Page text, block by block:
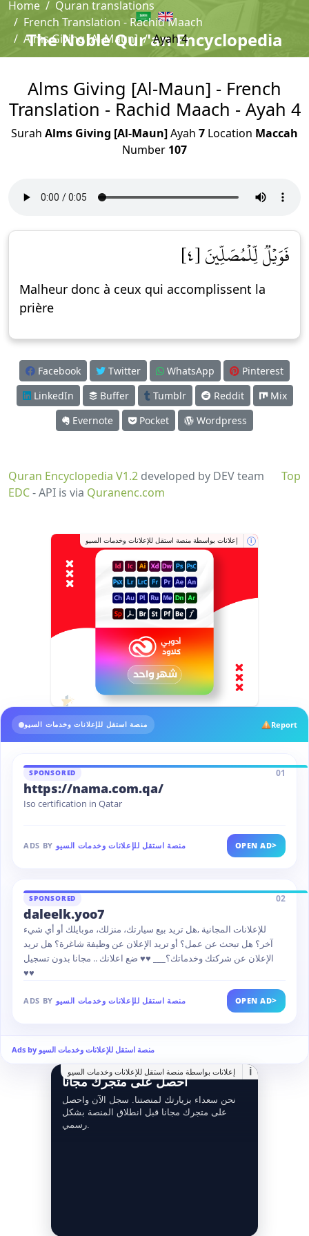
The Noble Qur'an Encyclopedia
Home
Quran translations
French Translation - Rachid Maach
Alms Giving [Al-Maun]
Ayah 4
Alms Giving [Al-Maun] - French
Translation - Rachid Maach - Ayah 4
Surah Alms Giving [Al-Maun]Ayah 7 Location Maccah
Number 107
فَوَيۡلٞ لِّلۡمُصَلِّينَ [٤]
Malheur donc à ceux qui accomplissent la
prière
Facebook Twitter WhatsApp
Pinterest
LinkedIn
Buffer Tumblr Reddit
Mix
Evernote
Pocket Wordpress
Top
Quran Encyclopedia V1.2 developed by DEV team
EDC- API is via Quranenc.com
إعلانات بواسطة منصة استقل للإعلانات وخدمات السيو i
منصة استقل للإعلانات وخدمات السيو Report
SPONSORED 01
https://nama.com.qa/
Iso certification in Qatar
ADS BY منصة استقل للإعلانات وخدمات السيو OPEN AD>
SPONSORED 02
daleelk.yoo7
للإعلانات المجانية ,هل تريد بيع سيارتك، منزلك، موبايلك أو أي شيء
آخر؟ هل تبحث عن عمل؟ أو تريد الإعلان عن وظيفة شاغرة؟ هل تريد
الإعلان عن شركتك وخدماتك؟___ ♥♥ ضع اعلانك .. مجانا بدون تسجيل
♥♥
ADS BY منصة استقل للإعلانات وخدمات السيو OPEN AD>
Ads by منصة استقل للإعلانات وخدمات السيو
إعلانات بواسطة منصة استقل للإعلانات وخدمات السيو i
احصل على متجرك مجانا
نحن سعداء بزيارتك لمنصتنا. سجل الآن واحصل
على متجرك مجانا قبل انطلاق المنصة بشكل
رسمي.